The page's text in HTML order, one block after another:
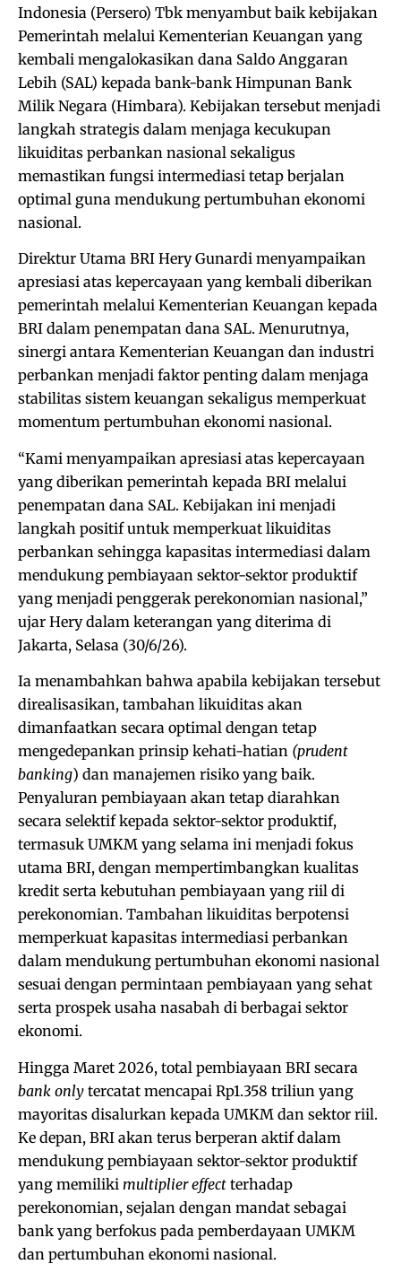
Indonesia (Persero) Tbk menyambut baik kebijakan
Pemerintah melalui Kementerian Keuangan yang
kembali mengalokasikan dana Saldo Anggaran
Lebih (SAL) kepada bank-bank Himpunan Bank
Milik Negara (Himbara). Kebijakan tersebut menjadi
langkah strategis dalam menjaga kecukupan
likuiditas perbankan nasional sekaligus
memastikan fungsi intermediasi tetap berjalan
optimal guna mendukung pertumbuhan ekonomi
nasional.
Direktur Utama BRI Hery Gunardi menyampaikan
apresiasi atas kepercayaan yang kembali diberikan
pemerintah melalui Kementerian Keuangan kepada
BRI dalam penempatan dana SAL. Menurutnya,
sinergi antara Kementerian Keuangan dan industri
perbankan menjadi faktor penting dalam menjaga
stabilitas sistem keuangan sekaligus memperkuat
momentum pertumbuhan ekonomi nasional.
“Kami menyampaikan apresiasi atas kepercayaan
yang diberikan pemerintah kepada BRI melalui
penempatan dana SAL. Kebijakan ini menjadi
langkah positif untuk memperkuat likuiditas
perbankan sehingga kapasitas intermediasi dalam
mendukung pembiayaan sektor-sektor produktif
yang menjadi penggerak perekonomian nasional,”
ujar Hery dalam keterangan yang diterima di
Jakarta, Selasa (30/6/26).
Ia menambahkan bahwa apabila kebijakan tersebut
direalisasikan, tambahan likuiditas akan
dimanfaatkan secara optimal dengan tetap
mengedepankan prinsip kehati-hatian (prudent
banking) dan manajemen risiko yang baik.
Penyaluran pembiayaan akan tetap diarahkan
secara selektif kepada sektor-sektor produktif,
termasuk UMKM yang selama ini menjadi fokus
utama BRI, dengan mempertimbangkan kualitas
kredit serta kebutuhan pembiayaan yang riil di
perekonomian. Tambahan likuiditas berpotensi
memperkuat kapasitas intermediasi perbankan
dalam mendukung pertumbuhan ekonomi nasional
sesuai dengan permintaan pembiayaan yang sehat
serta prospek usaha nasabah di berbagai sektor
ekonomi.
Hingga Maret 2026, total pembiayaan BRI secara
bank only tercatat mencapai Rp1.358 triliun yang
mayoritas disalurkan kepada UMKM dan sektor riil.
Ke depan, BRI akan terus berperan aktif dalam
mendukung pembiayaan sektor-sektor produktif
yang memiliki multiplier effect terhadap
perekonomian, sejalan dengan mandat sebagai
bank yang berfokus pada pemberdayaan UMKM
dan pertumbuhan ekonomi nasional.